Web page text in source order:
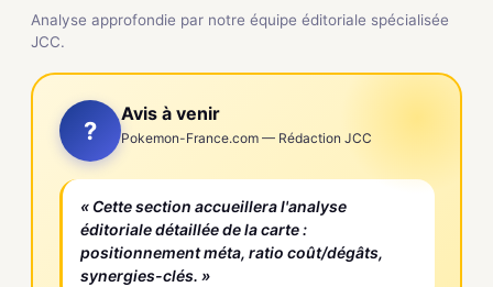
Analyse approfondie par notre équipe éditoriale spécialisée
JCC.
?
Avis à venir
Pokemon-France.com — Rédaction JCC
« Cette section accueillera l'analyse
éditoriale détaillée de la carte :
positionnement méta, ratio coût/dégâts,
synergies-clés. »